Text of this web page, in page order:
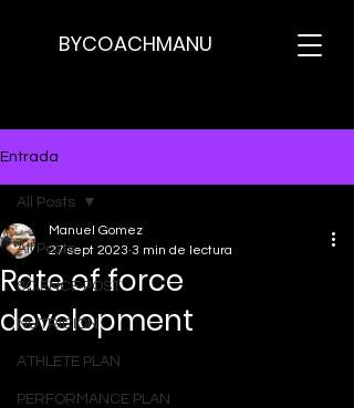
BYCOACHMANU
Entrada
All Posts
SCIENCE POST
NUTRICION
ATHLETE PLAN
PERFORMANCE PLAN
All Posts
Rate of force
development
Manuel Gomez
27 sept 2023 3 min de lectura